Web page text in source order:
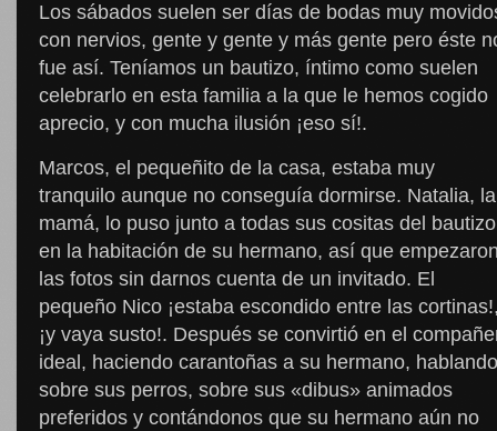
Los sábados suelen ser días de bodas muy
con nervios, gente y gente y más gente pero éste
fue así. Teníamos un bautizo, íntimo como suelen
celebrarlo en esta familia a la que le hemos cogido
aprecio, y con mucha ilusión ¡eso sí!.
Marcos, el pequeñito de la casa, estaba muy
tranquilo aunque no conseguía dormirse. Natalia, la
mamá, lo puso junto a todas sus cositas del bautizo
en la habitación de su hermano, así que
las fotos sin darnos cuenta de un invitado. El
pequeño Nico ¡estaba escondido entre las
¡y vaya susto!. Después se convirtió en el
ideal, haciendo carantoñas a su hermano, hablando
sobre sus perros, sobre sus «dibus» animados
preferidos y contándonos que su hermano aún no